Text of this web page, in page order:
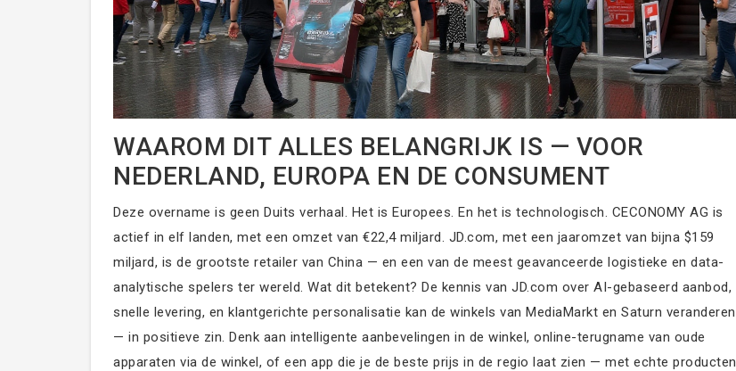
WAAROM DIT ALLES BELANGRIJK IS — VOOR
NEDERLAND, EUROPA EN DE CONSUMENT
Deze overname is geen Duits verhaal. Het is Europees. En het is technologisch. CECONOMY AG is
actief in elf landen, met een omzet van €22,4 miljard. JD.com, met een jaaromzet van bijna $159
miljard, is de grootste retailer van China — en een van de meest geavanceerde logistieke en data-
analytische spelers ter wereld. Wat dit betekent? De kennis van JD.com over AI-gebaseerd aanbod,
snelle levering, en klantgerichte personalisatie kan de winkels van MediaMarkt en Saturn veranderen
— in positieve zin. Denk aan intelligente aanbevelingen in de winkel, online-terugname van oude
apparaten via de winkel, of een app die je de beste prijs in de regio laat zien — met echte producten